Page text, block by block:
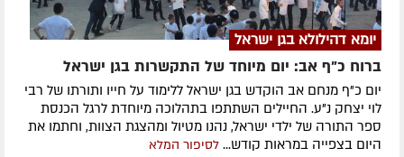
יומא דהילולא בגן ישראל
ברוח כ"ף אב: יום מיוחד של התקשרות בגן ישראל
יום כ"ף מנחם אב הוקדש בגן ישראל ללימוד על חייו ותורתו של רבי
לוי יצחק נ"ע. החיילים השתתפו בתהלוכה מיוחדת לרגל הכנסת
ספר התורה של ילדי ישראל, נהנו מטיול ומהצגת הצוות, וחתמו את
היום בצפייה במראות קודש... לסיפור המלא